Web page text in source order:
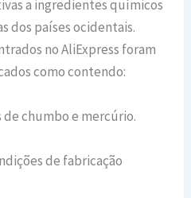
a ingredientes químicos
dos países ocidentais.
no AliExpress foram
como contendo:
de chumbo e mercúrio.
de fabricação